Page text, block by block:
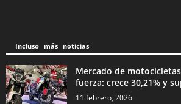
Incluso más noticias
Mercado de
fuerza: crece 30,21% y
11 febrero, 2026